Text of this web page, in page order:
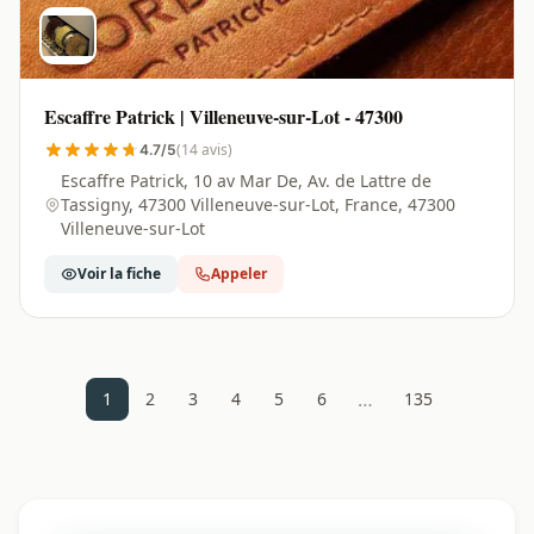
Escaffre Patrick | Villeneuve-sur-Lot - 47300
4.7/5(14 avis)
Escaffre Patrick, 10 av Mar De, Av. de Lattre de
Tassigny, 47300 Villeneuve-sur-Lot, France, 47300
Villeneuve-sur-Lot
Voir la fiche Appeler
1 2 3 4 5 6 … 135